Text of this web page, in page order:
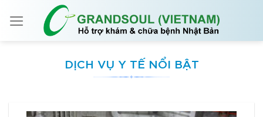
DỊCH VỤ Y TẾ NỔI BẬT